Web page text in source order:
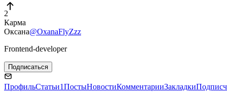
2
Карма
Оксана@OxanaFlyZzz
Frontend-developer
Подписаться
ПрофильСтатьи1ПостыНовостиКомментарииЗакладки